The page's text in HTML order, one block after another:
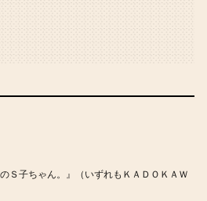
Ｓ子ちゃん。』（いずれもＫＡＤＯＫＡＷ